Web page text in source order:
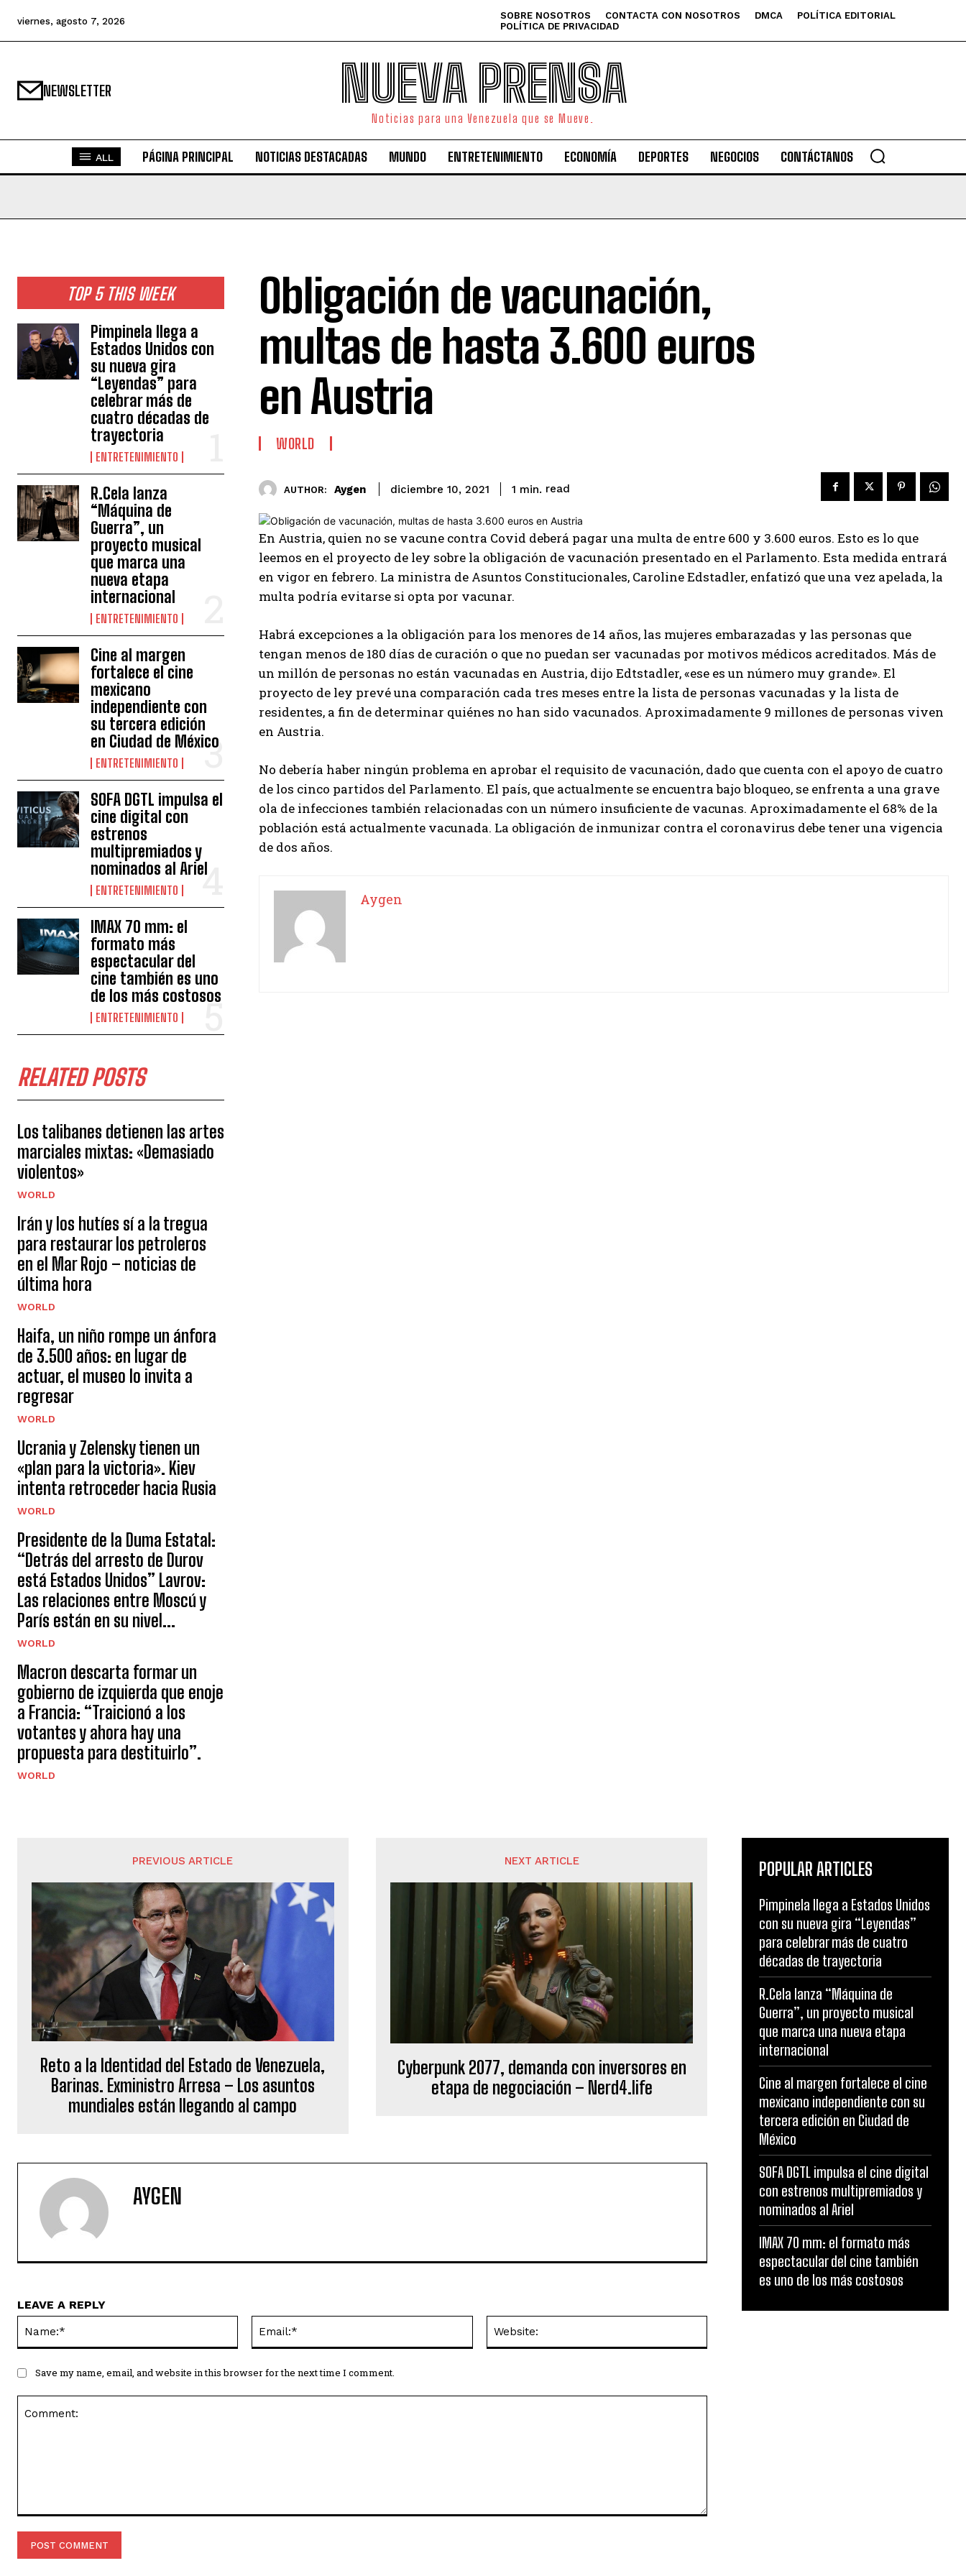
viernes, agosto 7, 2026 SOBRE NOSOTROS CONTACTA CON NOSOTROS DMCA
POLÍTICA EDITORIAL
POLÍTICA DE PRIVACIDAD
NEWSLETTER NUEVA PRENSA
Noticias para una Venezuela que se Mueve.
ALL PÁGINA PRINCIPAL NOTICIAS DESTACADAS MUNDO ENTRETENIMIENTO ECONOMÍA DEPORTES NEGOCIOS CONTÁCTANOS
TOP 5 THIS WEEK
Pimpinela llega a
Estados Unidos con
su nueva gira
“Leyendas” para
celebrar más de
cuatro décadas de
trayectoria
ENTRETENIMIENTO
R.Cela lanza
“Máquina de
Guerra”, un
proyecto musical
que marca una
nueva etapa
internacional
ENTRETENIMIENTO
Cine al margen
fortalece el cine
mexicano
independiente con
su tercera edición
en Ciudad de México
ENTRETENIMIENTO
SOFA DGTL impulsa el
cine digital con
estrenos
multipremiados y
nominados al Ariel
ENTRETENIMIENTO
IMAX 70 mm: el
formato más
espectacular del
cine también es uno
de los más costosos
ENTRETENIMIENTO
RELATED POSTS
Los talibanes detienen las artes
marciales mixtas: «Demasiado
violentos»
WORLD
Irán y los hutíes sí a la tregua
para restaurar los petroleros
en el Mar Rojo – noticias de
última hora
WORLD
Haifa, un niño rompe un ánfora
de 3.500 años: en lugar de
actuar, el museo lo invita a
regresar
WORLD
Ucrania y Zelensky tienen un
«plan para la victoria». Kiev
intenta retroceder hacia Rusia
WORLD
Presidente de la Duma Estatal:
“Detrás del arresto de Durov
está Estados Unidos” Lavrov:
Las relaciones entre Moscú y
París están en su nivel...
WORLD
Macron descarta formar un
gobierno de izquierda que enoje
a Francia: “Traicionó a los
votantes y ahora hay una
propuesta para destituirlo”.
WORLD
Obligación de vacunación,
multas de hasta 3.600 euros
en Austria
WORLD
AUTHOR: Aygen diciembre 10, 2021 1 min. read
En Austria, quien no se vacune contra Covid deberá pagar una multa de entre 600 y 3.600 euros. Esto es lo que
leemos en el proyecto de ley sobre la obligación de vacunación presentado en el Parlamento. Esta medida entrará
en vigor en febrero. La ministra de Asuntos Constitucionales, Caroline Edstadler, enfatizó que una vez apelada, la
multa podría evitarse si opta por vacunar.
Habrá excepciones a la obligación para los menores de 14 años, las mujeres embarazadas y las personas que
tengan menos de 180 días de curación o que no puedan ser vacunadas por motivos médicos acreditados. Más de
un millón de personas no están vacunadas en Austria, dijo Edtstadler, «ese es un número muy grande». El
proyecto de ley prevé una comparación cada tres meses entre la lista de personas vacunadas y la lista de
residentes, a fin de determinar quiénes no han sido vacunados. Aproximadamente 9 millones de personas viven
en Austria.
No debería haber ningún problema en aprobar el requisito de vacunación, dado que cuenta con el apoyo de cuatro
de los cinco partidos del Parlamento. El país, que actualmente se encuentra bajo bloqueo, se enfrenta a una grave
ola de infecciones también relacionadas con un número insuficiente de vacunas. Aproximadamente el 68% de la
población está actualmente vacunada. La obligación de inmunizar contra el coronavirus debe tener una vigencia
de dos años.
Aygen
PREVIOUS ARTICLE
Reto a la Identidad del Estado de Venezuela,
Barinas. Exministro Arresa – Los asuntos
mundiales están llegando al campo
NEXT ARTICLE
Cyberpunk 2077, demanda con inversores en
etapa de negociación – Nerd4.life
AYGEN
LEAVE A REPLY
Save my name, email, and website in this browser for the next time I comment.
POPULAR ARTICLES
Pimpinela llega a Estados Unidos
con su nueva gira “Leyendas”
para celebrar más de cuatro
décadas de trayectoria
R.Cela lanza “Máquina de
Guerra”, un proyecto musical
que marca una nueva etapa
internacional
Cine al margen fortalece el cine
mexicano independiente con su
tercera edición en Ciudad de
México
SOFA DGTL impulsa el cine digital
con estrenos multipremiados y
nominados al Ariel
IMAX 70 mm: el formato más
espectacular del cine también
es uno de los más costosos